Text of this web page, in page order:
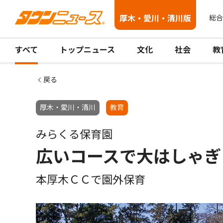
厚木・愛川・清川版 総
すべて トップニュース 文化 社会 教
戻る
厚木・愛川・清川 教育
みらくる保育園
広いコースで大はしゃぎ
本厚木ＣＣで園外保育